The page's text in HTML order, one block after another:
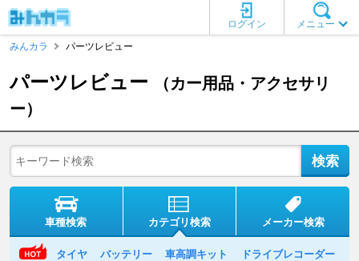
メニュー
ログイン
みんカラ
パーツレビュー
パーツレビュー
（カー用品・アクセサリ
ー）
車種検索 カテゴリ検索 メーカー検索
タイヤ バッテリー 車高調キット
ドライブレコーダー